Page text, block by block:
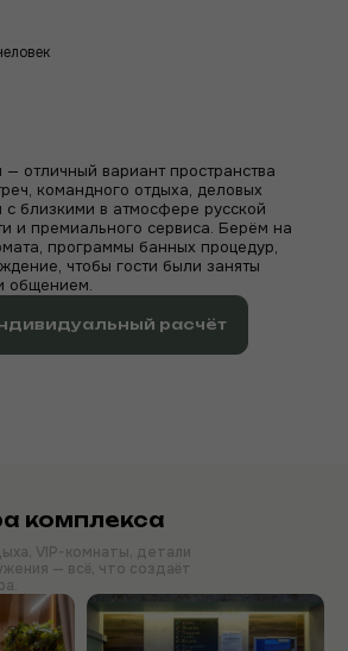
отличный вариант пространства
командного отдыха, деловых
с близкими в атмосфере русской
и премиального сервиса. Берём на
программы банных процедур,
чтобы гости были заняты
общением.
расчёт
комплекса
VIP-комнаты, детали
— всё, что создаёт